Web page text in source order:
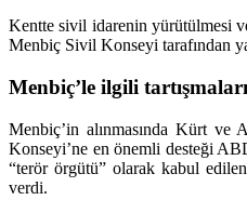
Kentte sivil idarenin yürütülmesi
Menbiç Sivil Konseyi tarafından
Menbiç’le ilgili
Menbiç’in alınmasında Kürt ve
Konseyi’ne en önemli desteği
“terör örgütü” olarak kabul
verdi.